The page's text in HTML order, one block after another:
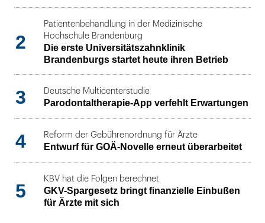
2
Patientenbehandlung in der Medizinische
Hochschule Brandenburg
Die erste Universitätszahnklinik
Brandenburgs startet heute ihren Betrieb
3 Deutsche Multicenterstudie
Parodontaltherapie-App verfehlt Erwartungen
4 Reform der Gebührenordnung für Ärzte
Entwurf für GOÄ-Novelle erneut überarbeitet
5
KBV hat die Folgen berechnet
GKV-Spargesetz bringt finanzielle Einbußen
für Ärzte mit sich